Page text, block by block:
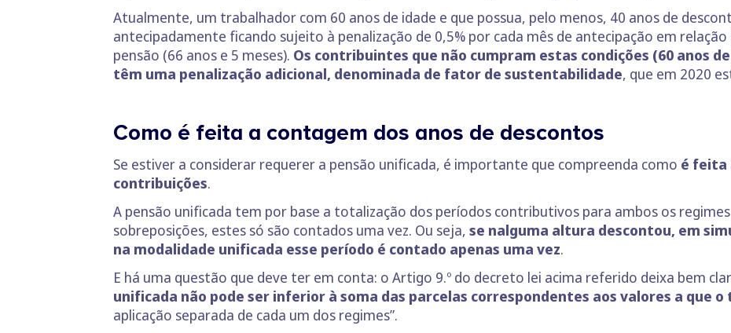
Atualmente, um trabalhador com 60 anos de idade e que possua, pelo menos, 40 anos de
antecipadamente ficando sujeito à penalização de 0,5% por cada mês de antecipação em relação
pensão (66 anos e 5 meses). Os contribuintes que não cumpram estas condições (60 anos
têm uma penalização adicional, denominada de fator de sustentabilidade, que em 2020
Como é feita a contagem dos anos de descontos
Se estiver a considerar requerer a pensão unificada, é importante que compreenda como é feita
contribuições.
A pensão unificada tem por base a totalização dos períodos contributivos para ambos os
sobreposições, estes só são contados uma vez. Ou seja, se nalguma altura descontou, em
na modalidade unificada esse período é contado apenas uma vez.
E há uma questão que deve ter em conta: o Artigo 9.º do decreto lei acima referido deixa bem
unificada não pode ser inferior à soma das parcelas correspondentes aos valores a que
aplicação separada de cada um dos regimes”.